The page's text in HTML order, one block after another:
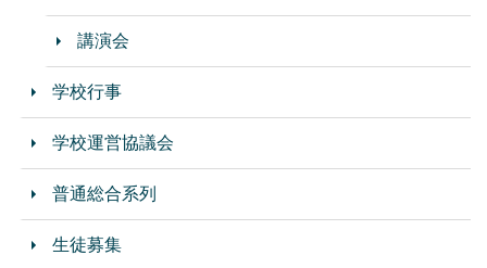
講演会
学校行事
学校運営協議会
普通総合系列
生徒募集